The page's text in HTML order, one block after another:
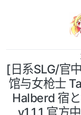
[日系SLG/官
馆与女枪士
Halberd 宿